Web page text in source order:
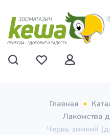
Главная
Лакомства
Червь зимний